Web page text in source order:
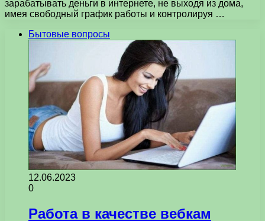
зарабатывать деньги в интернете, не выходя из дома,
имея свободный график работы и контролируя …
Бытовые вопросы
12.06.2023
0
Работа в качестве вебкам